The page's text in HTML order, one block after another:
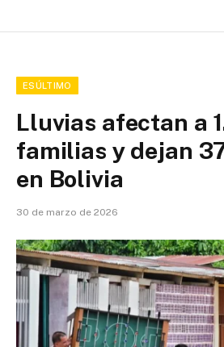
ESÚLTIMO
Lluvias afectan a
familias y dejan
en Bolivia
30 de marzo de 2026